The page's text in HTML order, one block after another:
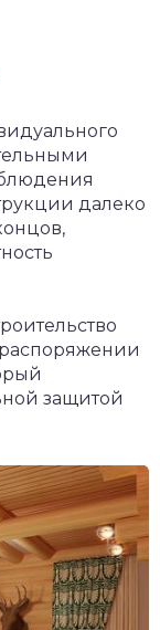
далеко
защитой